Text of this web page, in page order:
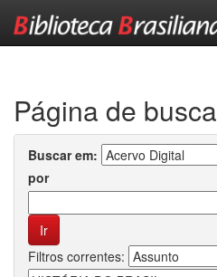
Página de busca
Buscar em:
por
Filtros correntes: